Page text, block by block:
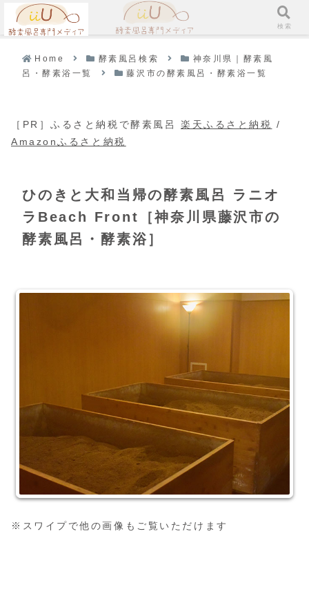
Home 酵素風呂検索
神奈川県｜酵素風
呂・酵素浴一覧
藤沢市の酵素風呂・酵素浴一覧
［PR］ふるさと納税で酵素風呂 楽天ふるさと納税 /
Amazonふるさと納税
ひのきと大和当帰の酵素風呂 ラニオ
ラBeach Front［神奈川県藤沢市の
酵素風呂・酵素浴］
※スワイプで他の画像もご覧いただけます
メニュー 検索